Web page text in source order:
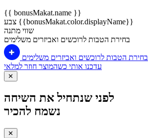
{{ bonusMakat.name }}
צבע {{bonusMakat.color.displayName}}
שווי מתנה
בחירת הטבות לרוכשים ואביזרים משלימים
בחירת הטבות לרוכשים ואביזרים משלימים
עדכנו אותי כשהמוצר חוזר למלאי
✕
לפני שנתחיל את השיחה
נשמח להכיר
✕